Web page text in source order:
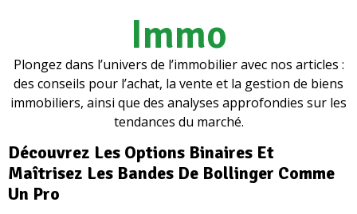
Immo
Plongez dans l’univers de l’immobilier avec nos articles :
des conseils pour l’achat, la vente et la gestion de biens
immobiliers, ainsi que des analyses approfondies sur les
tendances du marché.
Découvrez Les Options Binaires Et
Maîtrisez Les Bandes De Bollinger Comme
Un Pro